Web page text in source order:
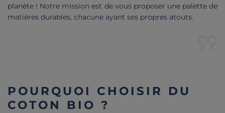
planète ! Notre mission est de vous proposer une palette de
matières durables, chacune ayant ses propres atouts.
POURQUOI CHOISIR DU
COTON BIO ?